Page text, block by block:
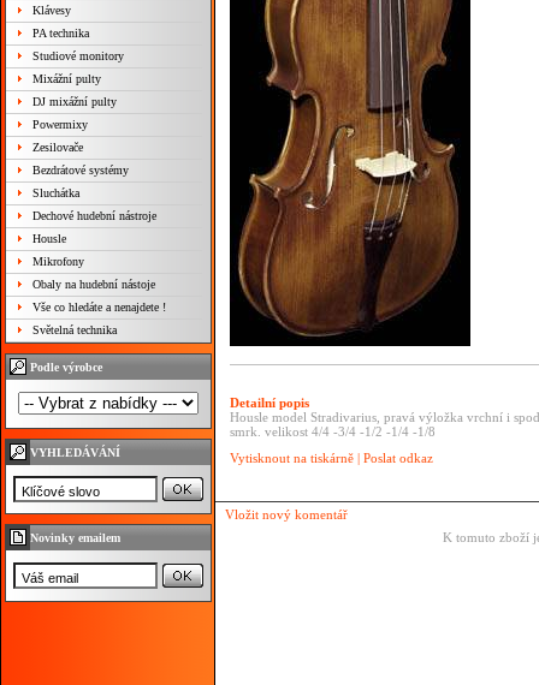
Klávesy
PA technika
Studiové monitory
Mixážní pulty
DJ mixážní pulty
Powermixy
Zesilovače
Bezdrátové systémy
Sluchátka
Dechové hudební nástroje
Housle
Mikrofony
Obaly na hudební nástoje
Vše co hledáte a nenajdete !
Světelná technika
Podle výrobce
VYHLEDÁVÁNÍ
Novinky emailem
Detailní popis
Housle model Stradivarius, pravá výložka vrchní i
smrk. velikost 4/4 -3/4 -1/2 -1/4 -1/8
Vytisknout na tiskárně | Poslat odkaz
Vložit nový komentář
K tomuto zboží